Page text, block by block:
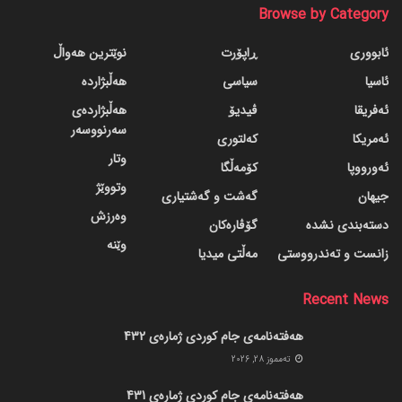
Browse by Category
ئابووری
ئاسیا
ئەفریقا
ئەمریکا
ئەورووپا
جیهان
دسته‌بندی نشده
زانست و تەندرووستی
ڕاپۆرت
سیاسی
ڤیدیۆ
کەلتوری
کۆمەڵگا
گه‌شت و گه‌شتیاری
گۆڤاره‌کان
مەڵتی میدیا
نوێترین هەواڵ
هەڵبژاردە
هەڵبژاردەی
سەرنووسەر
وتار
وتووێژ
وەرزش
وێنە
Recent News
هەفتەنامەی جام کوردی ژمارەی 432
ته‌مموز 28, 2026
هەفتەنامەی جام کوردی ژمارەی 431